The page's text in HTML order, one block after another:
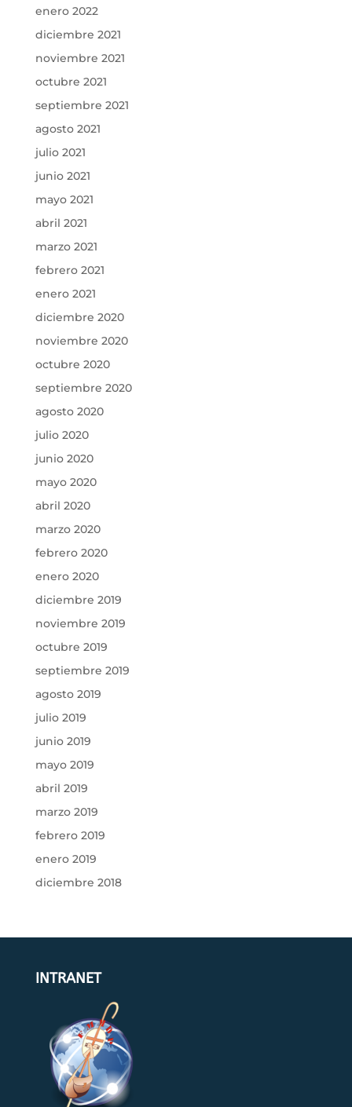
enero 2022
diciembre 2021
noviembre 2021
octubre 2021
septiembre 2021
agosto 2021
julio 2021
junio 2021
mayo 2021
abril 2021
marzo 2021
febrero 2021
enero 2021
diciembre 2020
noviembre 2020
octubre 2020
septiembre 2020
agosto 2020
julio 2020
junio 2020
mayo 2020
abril 2020
marzo 2020
febrero 2020
enero 2020
diciembre 2019
noviembre 2019
octubre 2019
septiembre 2019
agosto 2019
julio 2019
junio 2019
mayo 2019
abril 2019
marzo 2019
febrero 2019
enero 2019
diciembre 2018
INTRANET